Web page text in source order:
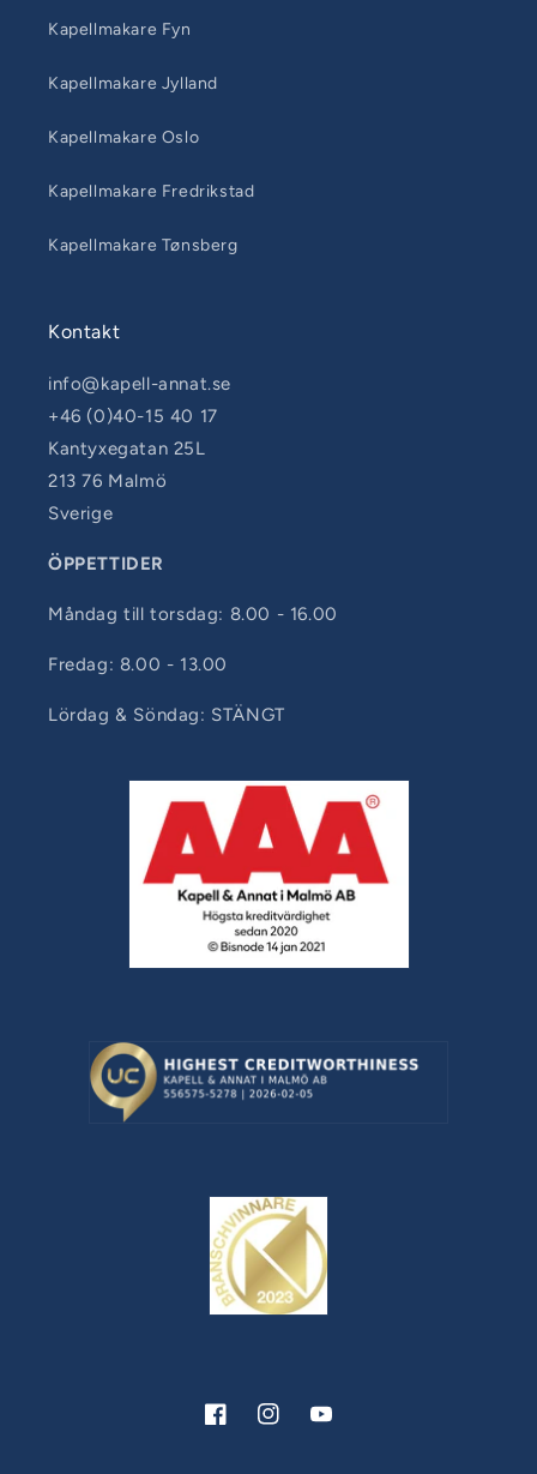
Kapellmakare Fyn
Kapellmakare Jylland
Kapellmakare Oslo
Kapellmakare Fredrikstad
Kapellmakare Tønsberg
Kontakt
info@kapell-annat.se
+46 (0)40-15 40 17
Kantyxegatan 25L
213 76 Malmö
Sverige
ÖPPETTIDER
Måndag till torsdag: 8.00 - 16.00
Fredag: 8.00 - 13.00
Lördag & Söndag: STÄNGT
FacebookInstagramYouTube